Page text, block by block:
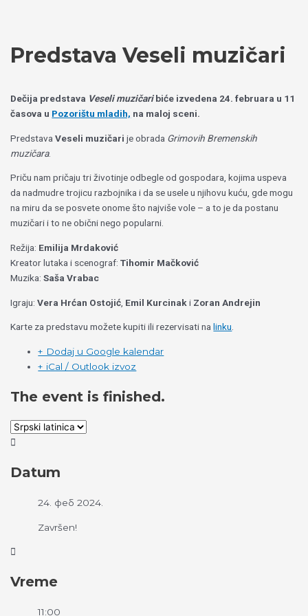
Predstava Veseli muzičari
Dečija predstava Veseli muzičaribiće izvedena 24. februara u 11
časova u Pozorištu mladih, na maloj sceni.
PredstavaVeseli muzičari je obrada Grimovih Bremenskih
muzičara.
Priču nam pričaju tri životinje odbegle od gospodara, kojima uspeva
da nadmudre trojicu razbojnika i da se usele u njihovu kuću, gde mogu
na miru da se posvete onome što najviše vole – a to je da postanu
muzičari i to ne obični nego popularni.
Režija: Emilija Mrdaković
Kreator lutaka i scenograf:Tihomir Mačković
Muzika:Saša Vrabac
Igraju:Vera Hrćan Ostojić Emil Kurcinaki Zoran Andrejin
Karte za predstavu možete kupiti ili rezervisati nalinku.
+ Dodaj u Google kalendar
+ iCal / Outlook izvoz
The event is finished.
Datum
24. феб 2024.
Završen!
Vreme
11:00